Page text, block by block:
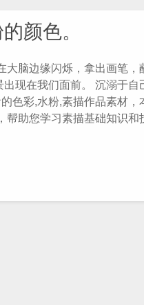
颜色。
大脑边缘闪烁，拿出画笔，
现在我们面前。 沉溺于自
色彩,水粉,素描作品素材，
帮助您学习素描基础知识和